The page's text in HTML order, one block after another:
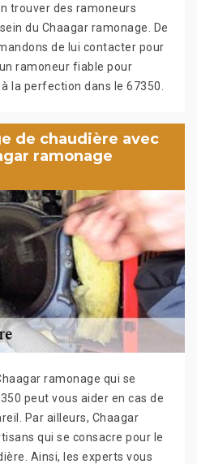
trouver des ramoneurs
du Chaagar ramonage. De
de lui contacter pour
ramoneur fiable pour
la perfection dans le 67350.
de chaudière avec
ramonage
ramonage qui se
peut vous aider en cas de
Par ailleurs, Chaagar
qui se consacre pour le
Ainsi, les experts vous